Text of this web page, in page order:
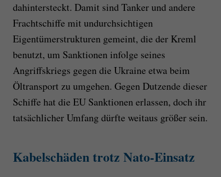
dahintersteckt. Damit sind Tanker und andere
Frachtschiffe mit undurchsichtigen
Eigentümerstrukturen gemeint, die der Kreml
benutzt, um Sanktionen infolge seines
Angriffskriegs gegen die Ukraine etwa beim
Öltransport zu umgehen. Gegen Dutzende dieser
Schiffe hat die EU Sanktionen erlassen, doch ihr
tatsächlicher Umfang dürfte weitaus größer sein.
Kabelschäden trotz Nato-Einsatz